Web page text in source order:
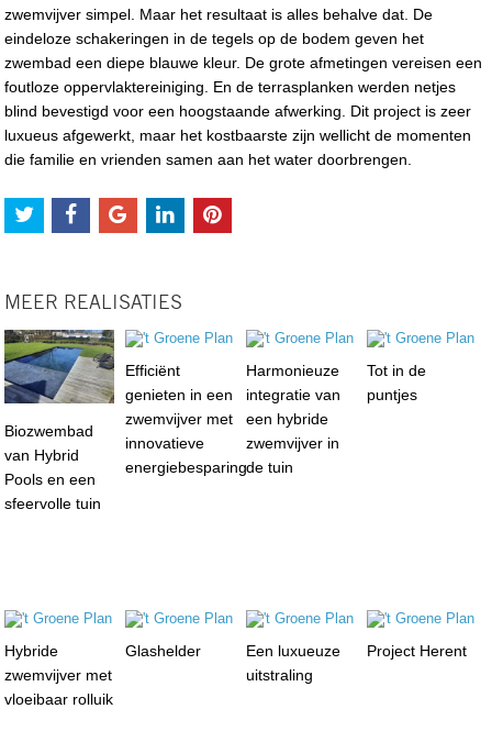
zwemvijver simpel. Maar het resultaat is alles behalve dat. De
eindeloze schakeringen in de tegels op de bodem geven het
zwembad een diepe blauwe kleur. De grote afmetingen vereisen een
foutloze oppervlaktereiniging. En de terrasplanken werden netjes
blind bevestigd voor een hoogstaande afwerking. Dit project is zeer
luxueus afgewerkt, maar het kostbaarste zijn wellicht de momenten
die familie en vrienden samen aan het water doorbrengen.
MEER REALISATIES
Biozwembad
van Hybrid
Pools en een
sfeervolle tuin
Efficiënt
genieten in een
zwemvijver met
innovatieve
energiebesparing
Harmonieuze
integratie van
een hybride
zwemvijver in
de tuin
Tot in de
puntjes
Hybride
zwemvijver met
vloeibaar rolluik
Glashelder
Een luxueuze
uitstraling
Project Herent